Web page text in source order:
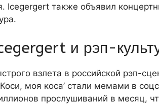
Icegergert также объявил
и рэп-
взлета в российской рэп-
моя коса’ стали мемами в
прослушиваний в месяц,